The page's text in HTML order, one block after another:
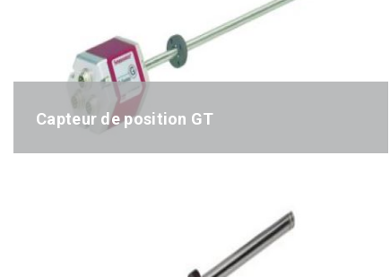
Capteur de position GT